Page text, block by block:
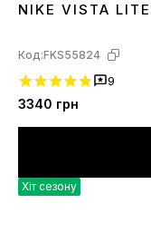
3637 3839 40
NIKE VISTA
Код:FKS55824
9
3340 грн
Хіт сезону